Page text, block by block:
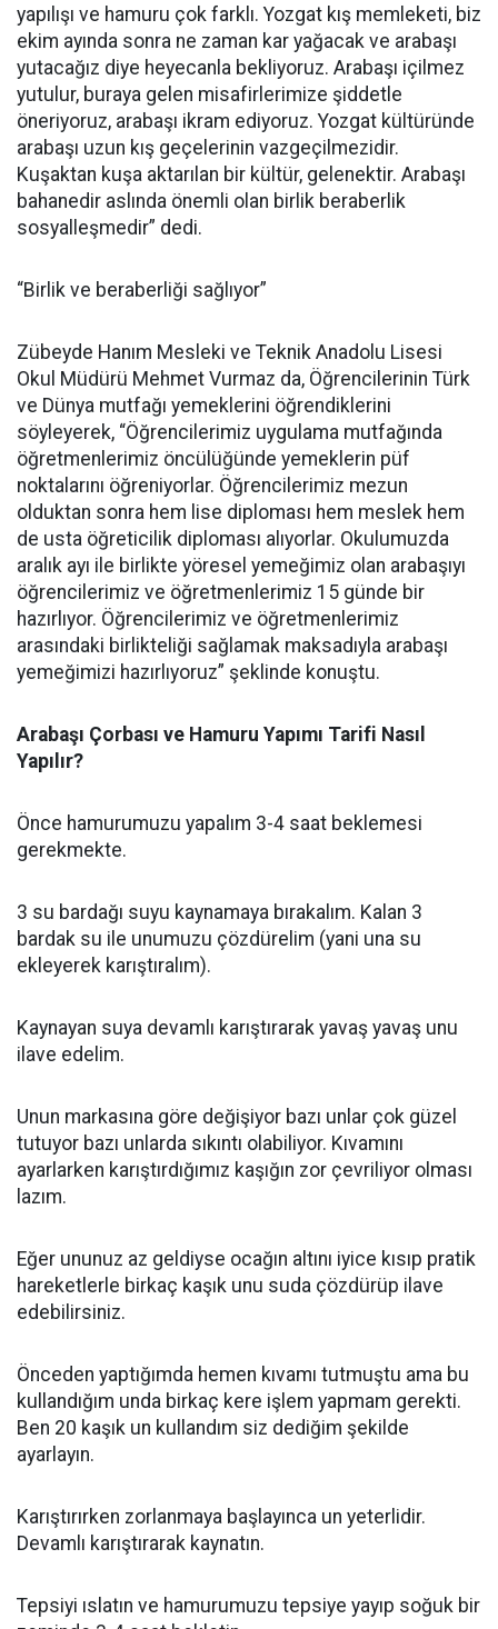
yapılışı ve hamuru çok farklı. Yozgat kış memleketi, biz
ekim ayında sonra ne zaman kar yağacak ve arabaşı
yutacağız diye heyecanla bekliyoruz. Arabaşı içilmez
yutulur, buraya gelen misafirlerimize şiddetle
öneriyoruz, arabaşı ikram ediyoruz. Yozgat kültüründe
arabaşı uzun kış geçelerinin vazgeçilmezidir.
Kuşaktan kuşa aktarılan bir kültür, gelenektir. Arabaşı
bahanedir aslında önemli olan birlik beraberlik
sosyalleşmedir” dedi.
“Birlik ve beraberliği sağlıyor”
Zübeyde Hanım Mesleki ve Teknik Anadolu Lisesi
Okul Müdürü Mehmet Vurmaz da, Öğrencilerinin Türk
ve Dünya mutfağı yemeklerini öğrendiklerini
söyleyerek, “Öğrencilerimiz uygulama mutfağında
öğretmenlerimiz öncülüğünde yemeklerin püf
noktalarını öğreniyorlar. Öğrencilerimiz mezun
olduktan sonra hem lise diploması hem meslek hem
de usta öğreticilik diploması alıyorlar. Okulumuzda
aralık ayı ile birlikte yöresel yemeğimiz olan arabaşıyı
öğrencilerimiz ve öğretmenlerimiz 15 günde bir
hazırlıyor. Öğrencilerimiz ve öğretmenlerimiz
arasındaki birlikteliği sağlamak maksadıyla arabaşı
yemeğimizi hazırlıyoruz” şeklinde konuştu.
Arabaşı Çorbası ve Hamuru Yapımı Tarifi Nasıl
Yapılır?
Önce hamurumuzu yapalım 3-4 saat beklemesi
gerekmekte.
3 su bardağı suyu kaynamaya bırakalım. Kalan 3
bardak su ile unumuzu çözdürelim (yani una su
ekleyerek karıştıralım).
Kaynayan suya devamlı karıştırarak yavaş yavaş unu
ilave edelim.
Unun markasına göre değişiyor bazı unlar çok güzel
tutuyor bazı unlarda sıkıntı olabiliyor. Kıvamını
ayarlarken karıştırdığımız kaşığın zor çevriliyor olması
lazım.
Eğer ununuz az geldiyse ocağın altını iyice kısıp pratik
hareketlerle birkaç kaşık unu suda çözdürüp ilave
edebilirsiniz.
Önceden yaptığımda hemen kıvamı tutmuştu ama bu
kullandığım unda birkaç kere işlem yapmam gerekti.
Ben 20 kaşık un kullandım siz dediğim şekilde
ayarlayın.
Karıştırırken zorlanmaya başlayınca un yeterlidir.
Devamlı karıştırarak kaynatın.
Tepsiyi ıslatın ve hamurumuzu tepsiye yayıp soğuk bir